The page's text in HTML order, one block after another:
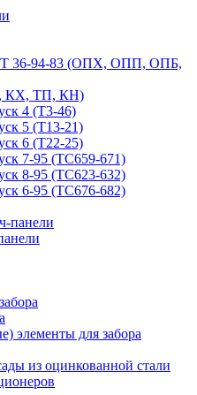
36-94-83 (ОПХ, ОПП, ОПБ,
КХ, ТП, КН)
4 (Т3-46)
5 (Т13-21)
6 (Т22-25)
7-95 (ТС659-671)
8-95 (ТС623-632)
6-95 (ТС676-682)
панели
элементы для забора
из оцинкованной стали